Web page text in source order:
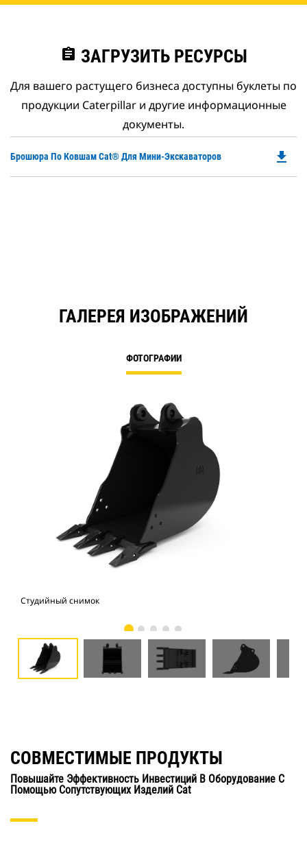
assignment ЗАГРУЗИТЬ РЕСУРСЫ
Для вашего растущего бизнеса доступны буклеты по
продукции Caterpillar и другие информационные
документы.
Брошюра По Ковшам Cat® Для Мини-Экскаваторов file_download
ГАЛЕРЕЯ ИЗОБРАЖЕНИЙ
ФОТОГРАФИИ
Студийный снимок
СОВМЕСТИМЫЕ ПРОДУКТЫ
Повышайте Эффективность Инвестиций В Оборудование С
Помощью Сопутствующих Изделий Cat